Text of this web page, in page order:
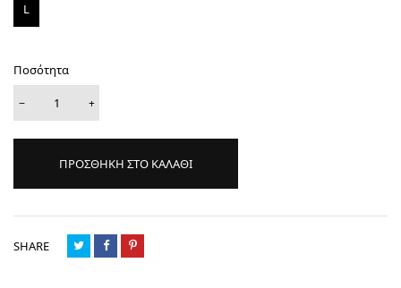
L
Ποσότητα
− +
ΠΡΟΣΘΗΚΗ ΣΤΟ ΚΑΛΑΘΙ
SHARE